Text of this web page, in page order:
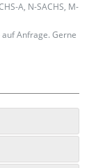
A, N-SACHS, M-
Anfrage. Gerne